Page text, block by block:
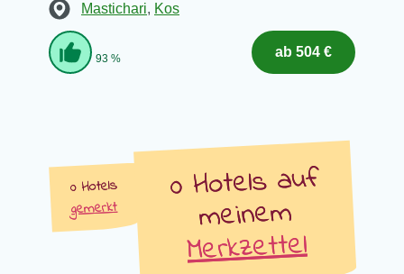
Mastichari, Kos
93 % ab 504 €
Hotels
gemerkt
Hotels auf
meinem
Merkzettel